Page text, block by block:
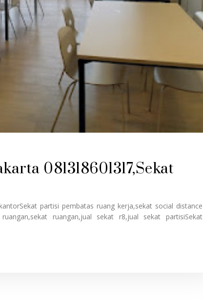
081318601317,Sekat
partisi pembatas ruang kerja,sekat social distance
ruangan,jual sekat r8,jual sekat partisiSekat